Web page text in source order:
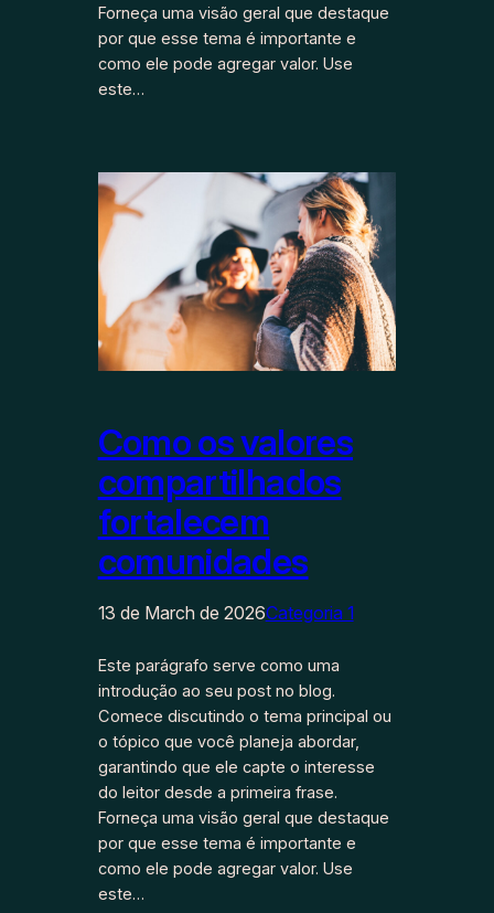
Forneça uma visão geral que destaque
por que esse tema é importante e
como ele pode agregar valor. Use
este…
Como os valores
compartilhados
fortalecem
comunidades
13 de March de 2026Categoria 1
Este parágrafo serve como uma
introdução ao seu post no blog.
Comece discutindo o tema principal ou
o tópico que você planeja abordar,
garantindo que ele capte o interesse
do leitor desde a primeira frase.
Forneça uma visão geral que destaque
por que esse tema é importante e
como ele pode agregar valor. Use
este…